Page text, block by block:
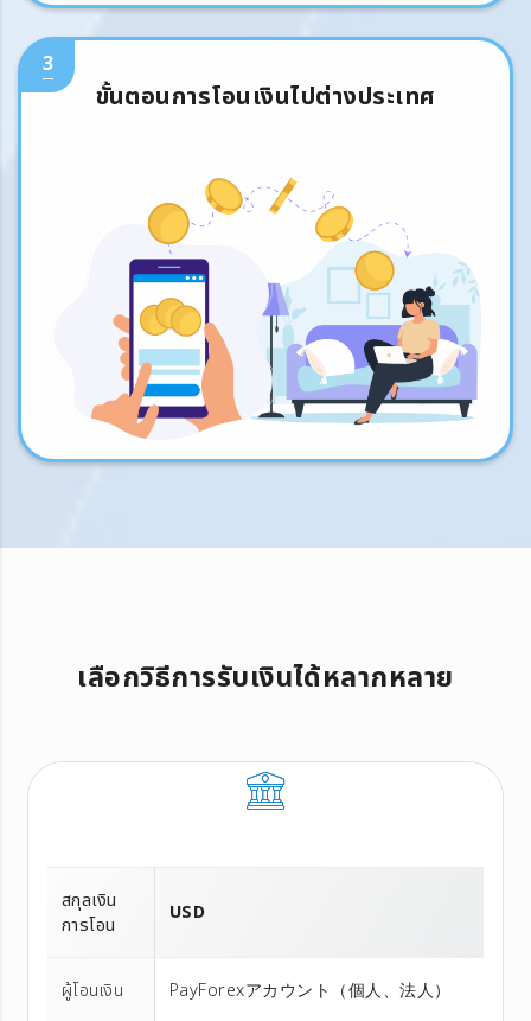
3
ขั้นตอนการโอนเงินไปต่างประเทศ
เลือกวิธีการรับเงินได้หลากหลาย
สกุลเงิน
การโอน
USD
ผู้โอนเงิน PayForexアカウント（個⼈、法⼈）